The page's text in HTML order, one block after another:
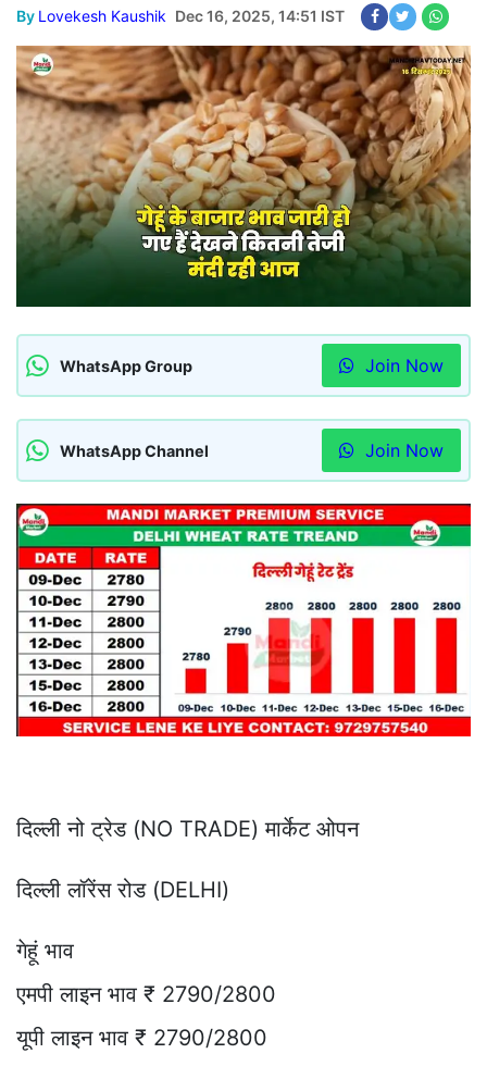
By Lovekesh Kaushik Dec 16, 2025, 14:51 IST
WhatsApp Group Join Now
WhatsApp Channel Join Now
दिल्ली नो ट्रेड (NO TRADE) मार्केट ओपन
दिल्ली लॉरेंस रोड (DELHI)
गेहूं भाव
एमपी लाइन भाव ₹ 2790/2800
यूपी लाइन भाव ₹ 2790/2800